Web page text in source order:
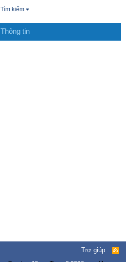
Tìm kiếm
Thông tin
Trợ giúp
R